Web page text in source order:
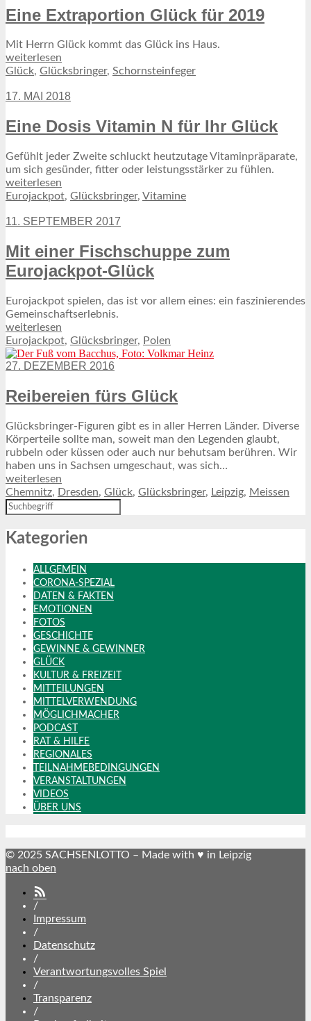
Eine Extraportion Glück für 2019
Mit Herrn Glück kommt das Glück ins Haus.
weiterlesen
Glück, Glücksbringer, Schornsteinfeger
17. MAI 2018
Eine Dosis Vitamin N für Ihr Glück
Gefühlt jeder Zweite schluckt heutzutage Vitaminpräparate,
um sich gesünder, fitter oder leistungsstärker zu fühlen.
weiterlesen
Eurojackpot, Glücksbringer, Vitamine
11. SEPTEMBER 2017
Mit einer Fischschuppe zum
Eurojackpot-Glück
Eurojackpot spielen, das ist vor allem eines: ein faszinierendes
Gemeinschaftserlebnis.
weiterlesen
Eurojackpot, Glücksbringer, Polen
27. DEZEMBER 2016
Reibereien fürs Glück
Glücksbringer-Figuren gibt es in aller Herren Länder. Diverse
Körperteile sollte man, soweit man den Legenden glaubt,
rubbeln oder küssen oder auch nur behutsam berühren. Wir
haben uns in Sachsen umgeschaut, was sich…
weiterlesen
Chemnitz, Dresden, Glück, Glücksbringer, Leipzig, Meissen
Kategorien
ALLGEMEIN
CORONA-SPEZIAL
DATEN & FAKTEN
EMOTIONEN
FOTOS
GESCHICHTE
GEWINNE & GEWINNER
GLÜCK
KULTUR & FREIZEIT
MITTEILUNGEN
MITTELVERWENDUNG
MÖGLICHMACHER
PODCAST
RAT & HILFE
REGIONALES
TEILNAHMEBEDINGUNGEN
VERANSTALTUNGEN
VIDEOS
ÜBER UNS
© 2025 SACHSENLOTTO – Made with ♥ in Leipzig
nach oben
/
Impressum
/
Datenschutz
/
Verantwortungsvolles Spiel
/
Transparenz
/